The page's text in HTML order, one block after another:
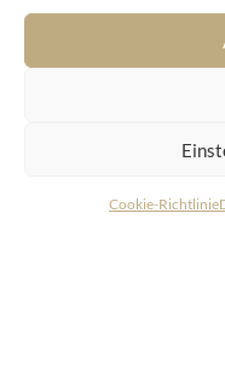
Cookie-Richtlinie